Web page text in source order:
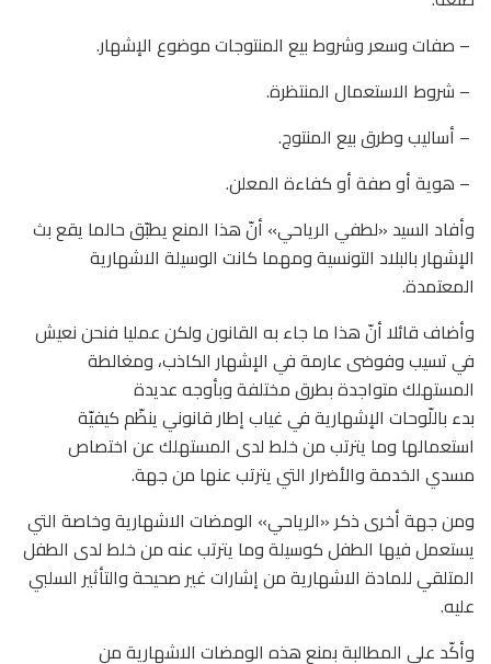
– صفات وسعر وشروط بيع المنتوجات موضوع الإشهار.
– شروط الاستعمال المنتظرة.
– أساليب وطرق بيع المنتوج.
– هوية أو صفة أو كفاءة المعلن.
وأفاد السيد «لطفي الرياحي» أنّ هذا المنع يطبّق حالما يقع بث
الإشهار بالبلاد التونسية ومهما كانت الوسيلة الاشهارية
المعتمدة.
وأضاف قائلا أنّ هذا ما جاء به القانون ولكن عمليا فنحن نعيش
في تسيب وفوضى عارمة في الإشهار الكاذب، ومغالطة
المستهلك متواجدة بطرق مختلفة وبأوجه عديدة
بدء باللّوحات الإشهارية في غياب إطار قانوني ينظّم كيفيّة
استعمالها وما يترتب من خلط لدى المستهلك عن اختصاص
مسدي الخدمة والأضرار التي يترتب عنها من جهة.
ومن جهة أخرى ذكر «الرياحي» الومضات الاشهارية وخاصة التي
يستعمل فيها الطفل كوسيلة وما يترتب عنه من خلط لدى الطفل
المتلقي للمادة الاشهارية من إشارات غير صحيحة والتأثير السلبي
عليه.
وأكّد على المطالبة بمنع هذه الومضات الاشهارية من